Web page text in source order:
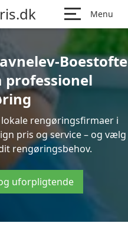
Menu
Boestofte
professionel
rengøringsfirmaer i
pris og service – og vælg
rengøringsbehov.
uforpligtende